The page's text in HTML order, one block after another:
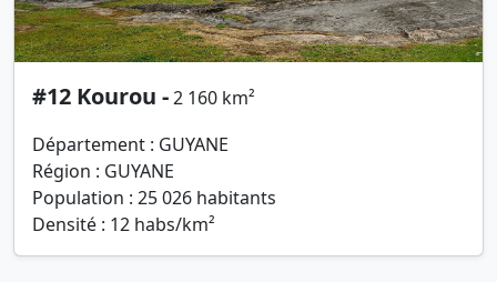
#12 Kourou -2 160 km²
Département : GUYANE
Région : GUYANE
Population : 25 026 habitants
Densité : 12 habs/km²